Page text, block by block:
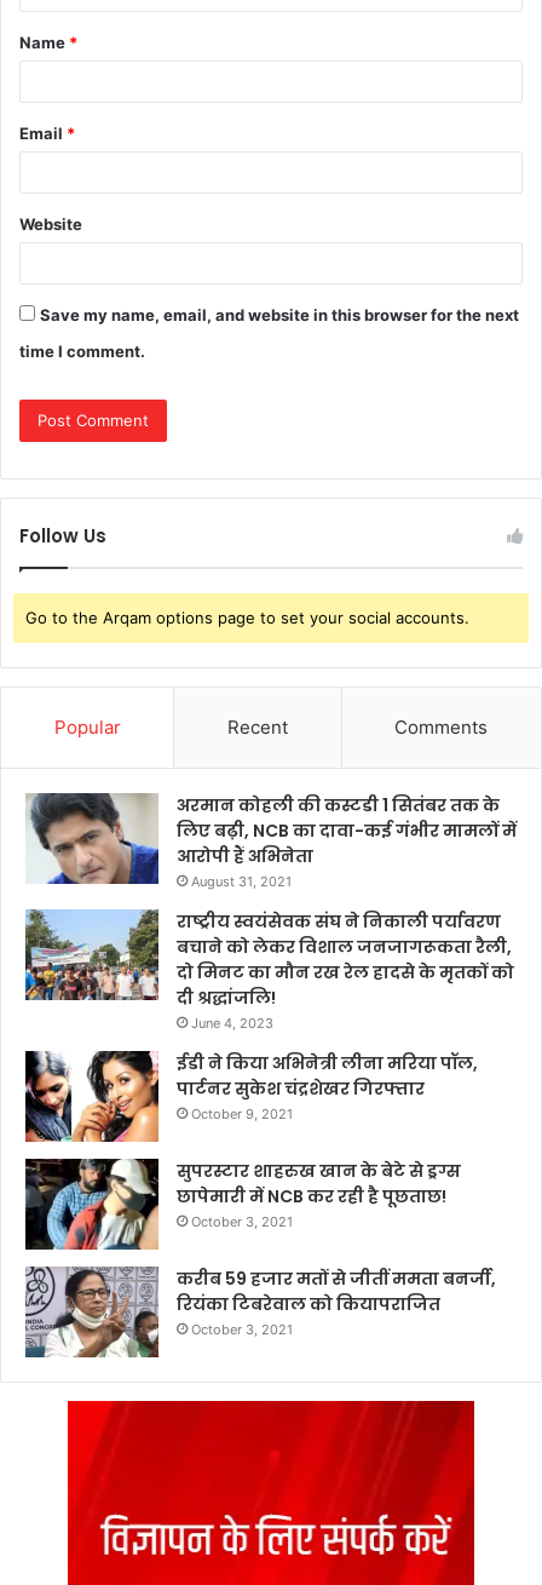
t
*
Name *
Email *
Website
Save my name, email, and website in this browser for the next
time I comment.
Follow Us
Go to the Arqam options page to set your social accounts.
Popular Recent Comments
अरमान कोहली की कस्टडी 1 सितंबर तक के
लिए बढ़ी, NCB का दावा-कई गंभीर मामलों में
आरोपी हैं अभिनेता
August 31, 2021
राष्ट्रीय स्वयंसेवक संघ ने निकाली पर्यावरण
बचाने को लेकर विशाल जनजागरूकता रैली,
दो मिनट का मौन रख रेल हादसे के मृतकों को
दी श्रद्धांजलि!
June 4, 2023
ईडी ने किया अभिनेत्री लीना मरिया पॉल,
पार्टनर सुकेश चंद्रशेखर गिरफ्तार
October 9, 2021
सुपरस्टार शाहरुख खान के बेटे से ड्रग्स
छापेमारी में NCB कर रही है पूछताछ!
October 3, 2021
करीब 59 हजार मतों से जीतीं ममता बनर्जी,
रियंका टिबरेवाल को कियापराजित
October 3, 2021